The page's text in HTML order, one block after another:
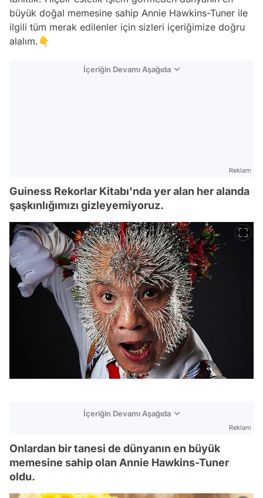
büyük doğal memesine sahip Annie Hawkins-Tuner ile
ilgili tüm merak edilenler için sizleri içeriğimize doğru
alalım.👇
İçeriğin Devamı Aşağıda
Reklam
Guiness Rekorlar Kitabı'nda yer alan her alanda
şaşkınlığımızı gizleyemiyoruz.
İçeriğin Devamı Aşağıda
Reklam
Onlardan bir tanesi de dünyanın en büyük
memesine sahip olan Annie Hawkins-Tuner
oldu.